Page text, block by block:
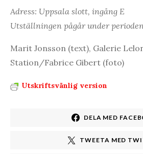
Adress: Uppsala slott, ingång E
Utställningen pågår under
Marit Jonsson (text), Galerie
Station/Fabrice Gibert (foto)
Utskriftsvänlig version
DELA MED
TWEETA MED